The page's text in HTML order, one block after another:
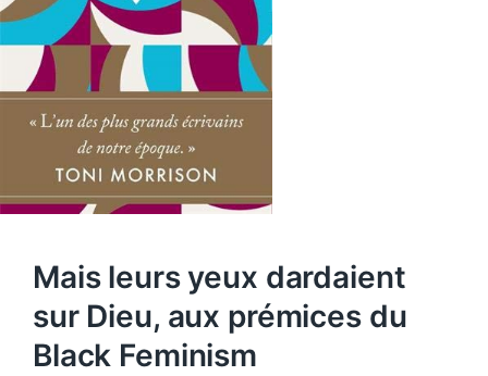
Mais leurs yeux dardaient
sur Dieu, aux prémices du
Black Feminism